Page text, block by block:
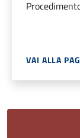
VAI ALLA